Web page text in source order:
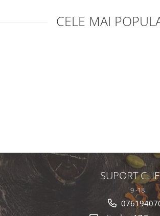
CELE MAI
SUPORT
9 -18